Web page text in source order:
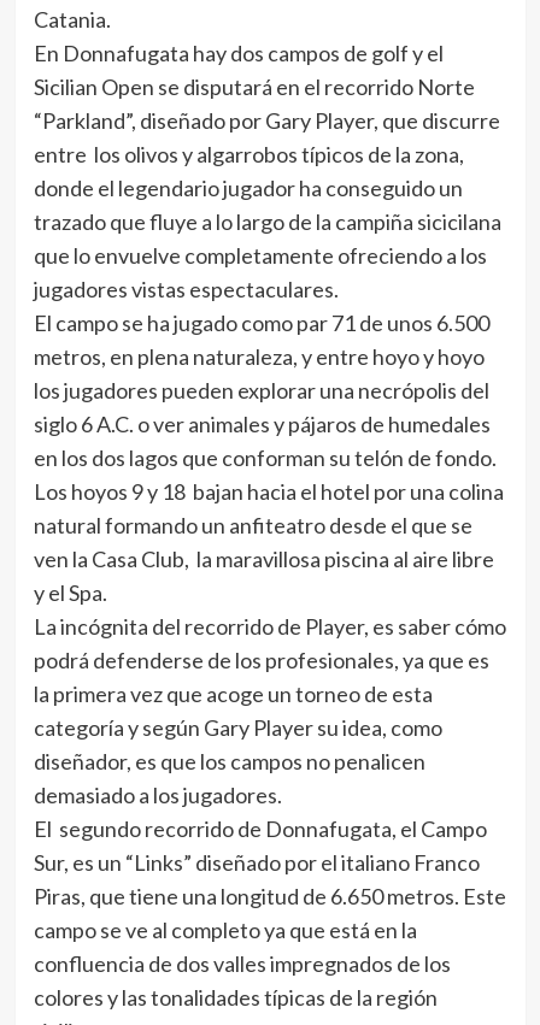
Catania.
En Donnafugata hay dos campos de golf y el
Sicilian Open se disputará en el recorrido Norte
“Parkland”, diseñado por Gary Player, que discurre
entre los olivos y algarrobos típicos de la zona,
donde el legendario jugador ha conseguido un
trazado que fluye a lo largo de la campiña sicicilana
que lo envuelve completamente ofreciendo a los
jugadores vistas espectaculares.
El campo se ha jugado como par 71 de unos 6.500
metros, en plena naturaleza, y entre hoyo y hoyo
los jugadores pueden explorar una necrópolis del
siglo 6 A.C. o ver animales y pájaros de humedales
en los dos lagos que conforman su telón de fondo.
Los hoyos 9 y 18 bajan hacia el hotel por una colina
natural formando un anfiteatro desde el que se
ven la Casa Club, la maravillosa piscina al aire libre
y el Spa.
La incógnita del recorrido de Player, es saber cómo
podrá defenderse de los profesionales, ya que es
la primera vez que acoge un torneo de esta
categoría y según Gary Player su idea, como
diseñador, es que los campos no penalicen
demasiado a los jugadores.
El segundo recorrido de Donnafugata, el Campo
Sur, es un “Links” diseñado por el italiano Franco
Piras, que tiene una longitud de 6.650 metros. Este
campo se ve al completo ya que está en la
confluencia de dos valles impregnados de los
colores y las tonalidades típicas de la región